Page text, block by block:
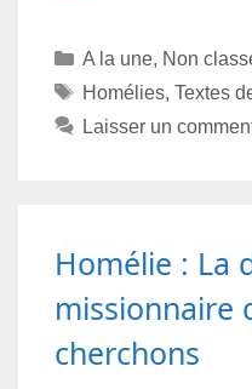
A la une, Non
Homélies, Textes
Laisser un
Homélie : La
missionnaire
cherchons